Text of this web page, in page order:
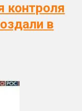
контроля
в